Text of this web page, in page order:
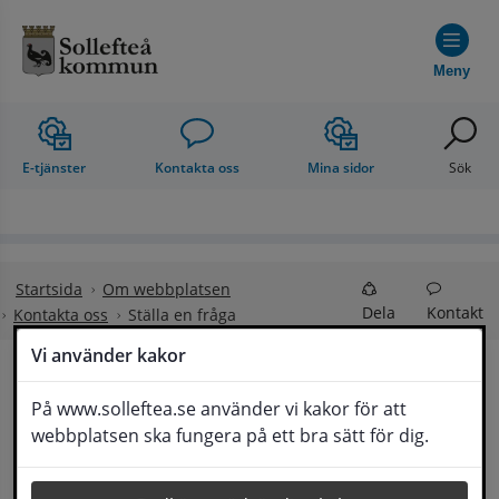
Vi använder kakor
På www.solleftea.se använder vi kakor för att
webbplatsen ska fungera på ett bra sätt för dig.
Meny
E-tjänster Kontakta oss Mina sidor Sök
Startsida
Om webbplatsen
Kontakta oss
Ställa en fråga Dela Kontakt
Ställa en fråga
Om din fråga är omfattande kan det bli aktuellt